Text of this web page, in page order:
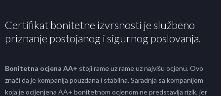
Certifikat bonitetne izvrsnosti je službeno
priznanje postojanog i sigurnog poslovanja.
Bonitetna ocjena AA+ stoji rame uz rame uz najvišu ocjenu. Ovo
znači da je kompanija pouzdana i stabilna. Saradnja sa kompanijom
koja je ocijenjena AA+ bonitetnom ocjenom ne predstavlja rizik, jer